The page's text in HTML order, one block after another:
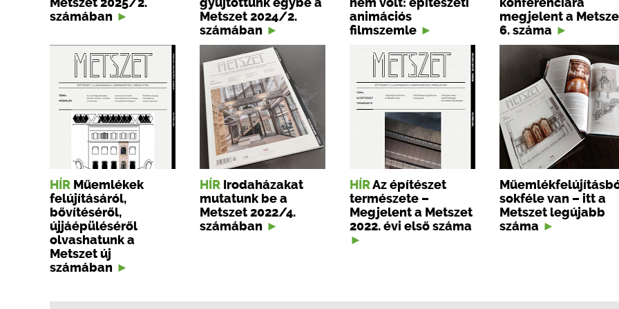
Metszet 2025/2.
számában
gyűjtöttünk egybe a
Metszet 2024/2.
számában
nem volt: építészeti
animációs
filmszemle
konferenciára
megjelent a
6. száma
HÍR Műemlékek
felújításáról,
bővítéséről,
újjáépüléséről
olvashatunk a
Metszet új
számában
HÍR Irodaházakat
mutatunk be a
Metszet 2022/4.
számában
HÍRAz építészet
természete –
Megjelent a Metszet
2022. évi első száma
sokféle van – itt a
Metszet legújabb
száma